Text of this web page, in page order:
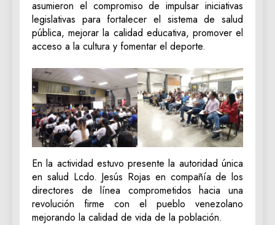
asumieron el compromiso de impulsar iniciativas
legislativas para fortalecer el sistema de salud
pública, mejorar la calidad educativa, promover el
acceso a la cultura y fomentar el deporte.
En la actividad estuvo presente la autoridad única
en salud Lcdo. Jesús Rojas en compañía de los
directores de línea comprometidos hacia una
revolución firme con el pueblo venezolano
mejorando la calidad de vida de la población.